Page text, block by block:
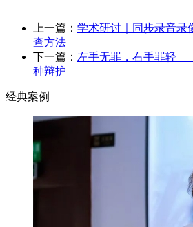
上一篇： 学术研讨｜同步录音录
查方法
下一篇： 左手无罪，右手罪轻
种辩护
经典案例